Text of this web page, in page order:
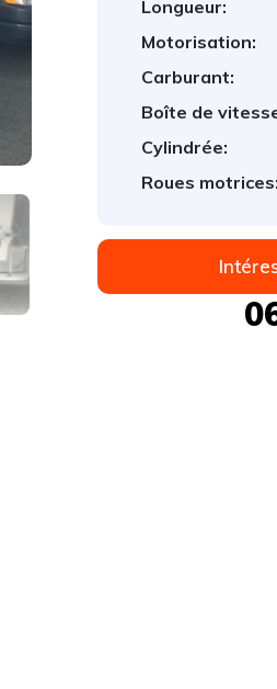
Longueur:
Motorisation:
Carburant:
Boîte de
Cylindrée:
Roues motrices: